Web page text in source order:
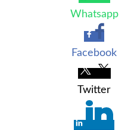
Whatsapp
Facebook
Twitter